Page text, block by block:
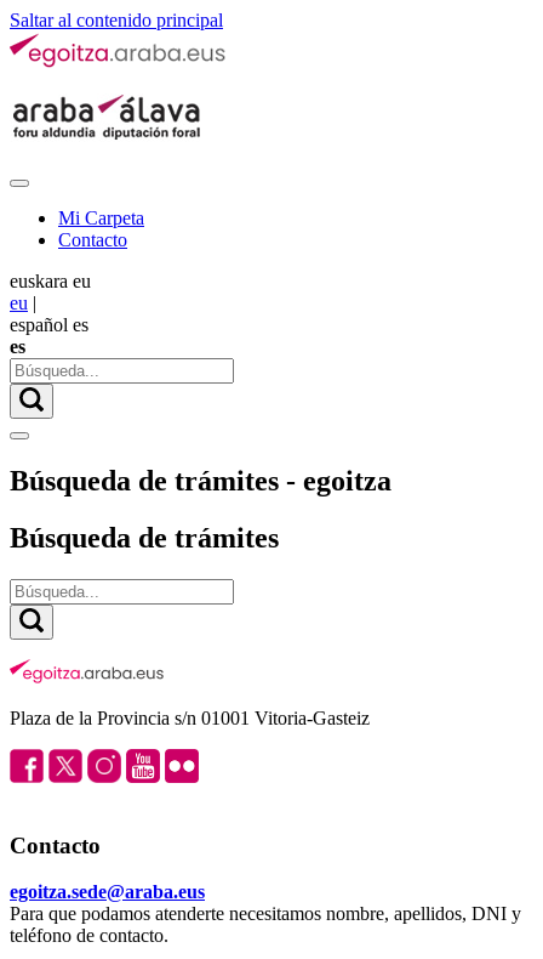
Saltar al contenido principal
Mi Carpeta
Contacto
euskara eu
eu |
español es
es
Búsqueda de trámites - egoitza
Búsqueda de trámites
Plaza de la Provincia s/n 01001 Vitoria-Gasteiz
Contacto
egoitza.sede@araba.eus
Para que podamos atenderte necesitamos nombre, apellidos, DNI y
teléfono de contacto.